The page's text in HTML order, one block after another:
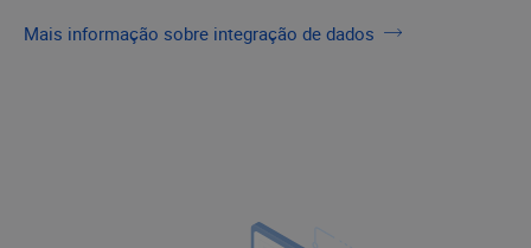
Mais informação sobre integração de dados